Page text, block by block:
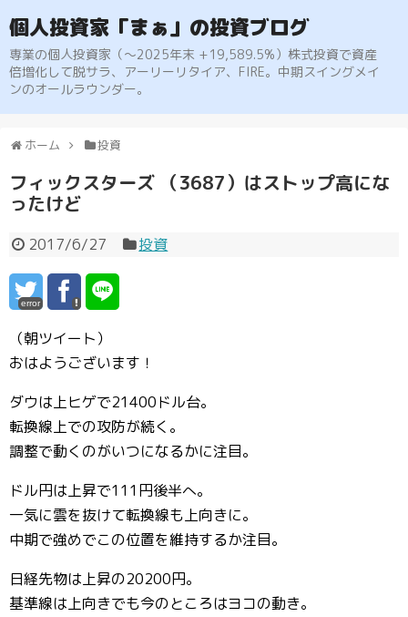
個人投資家「まぁ」の投資ブログ
専業の個人投資家（〜2025年末 +19,589.5%）株式投資で資産
倍増化して脱サラ、アーリーリタイア、FIRE。中期スイングメイ
ンのオールラウンダー。
ホーム 投資
フィックスターズ （3687）はストップ高にな
ったけど
2017/6/27 投資
error
（朝ツイート）
おはようございます！
ダウは上ヒゲで21400ドル台。
転換線上での攻防が続く。
調整で動くのがいつになるかに注目。
ドル円は上昇で111円後半へ。
一気に雲を抜けて転換線も上向きに。
中期で強めでこの位置を維持するか注目。
日経先物は上昇の20200円。
基準線は上向きでも今のところはヨコの動き。